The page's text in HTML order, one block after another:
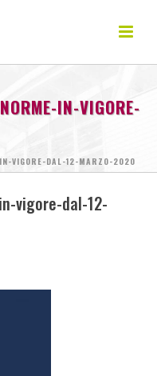
IN-VIGORE-
VIGORE-DAL-12-MARZO-2020
vigore-dal-12-